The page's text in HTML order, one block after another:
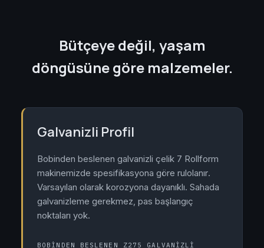
Bütçeye değil, yaşam
döngüsüne göre malzemeler.
Galvanizli Profil
Bobinden beslenen galvanizli çelik 7 Rollform
makinemizde spesifikasyona göre rulolanır.
Varsayılan olarak korozyona dayanıklı. Sahada
galvanizleme gerekmez, pas başlangıç
noktaları yok.
BOBINDEN BESLENEN Z275 GALVANIZLI